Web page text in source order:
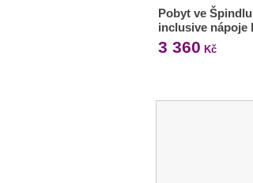
Pobyt ve
inclusive nápoje
3 360 Kč